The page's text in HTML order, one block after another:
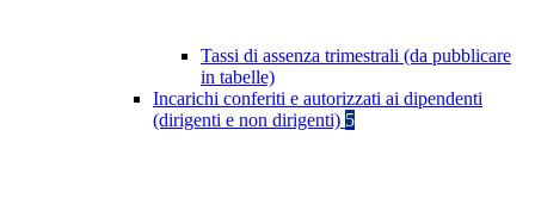
Tassi di assenza trimestrali (da pubblicare
in tabelle)
Incarichi conferiti e autorizzati ai dipendenti
(dirigenti e non dirigenti) 5